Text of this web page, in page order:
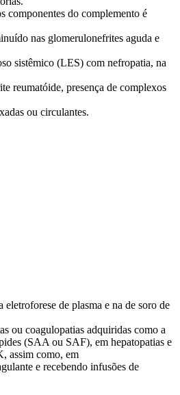
componentes do complemento é
nas glomerulonefrites aguda e
sistêmico (LES) com nefropatia, na
reumatóide, presença de complexos
ou circulantes.
de plasma e na de soro de
ou coagulopatias adquiridas como a
(SAA ou SAF), em hepatopatias e
assim como, em
e recebendo infusões de